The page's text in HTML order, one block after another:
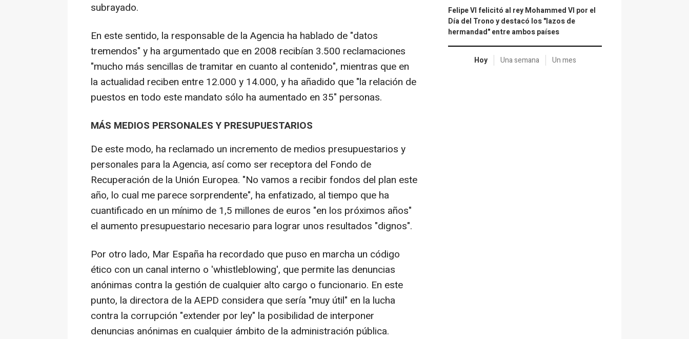
subrayado.
En este sentido, la responsable de la Agencia ha hablado de "datos
tremendos" y ha argumentado que en 2008 recibían 3.500 reclamaciones
"mucho más sencillas de tramitar en cuanto al contenido", mientras que en
la actualidad reciben entre 12.000 y 14.000, y ha añadido que "la relación de
puestos en todo este mandato sólo ha aumentado en 35" personas.
MÁS MEDIOS PERSONALES Y PRESUPUESTARIOS
De este modo, ha reclamado un incremento de medios presupuestarios y
personales para la Agencia, así como ser receptora del Fondo de
Recuperación de la Unión Europea. "No vamos a recibir fondos del plan este
año, lo cual me parece sorprendente", ha enfatizado, al tiempo que ha
cuantificado en un mínimo de 1,5 millones de euros "en los próximos años"
el aumento presupuestario necesario para lograr unos resultados "dignos".
Por otro lado, Mar España ha recordado que puso en marcha un código
ético con un canal interno o 'whistleblowing', que permite las denuncias
anónimas contra la gestión de cualquier alto cargo o funcionario. En este
punto, la directora de la AEPD considera que sería "muy útil" en la lucha
contra la corrupción "extender por ley" la posibilidad de interponer
denuncias anónimas en cualquier ámbito de la administración pública.
Felipe VI felicitó al rey Mohammed VI por el
Día del Trono y destacó los "lazos de
hermandad" entre ambos países
Hoy Una semana Un mes